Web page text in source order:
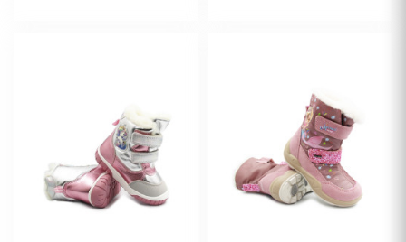
26
27
28
29 +1
25
26
27
28